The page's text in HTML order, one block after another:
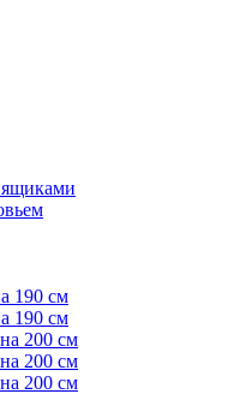
190 см
190 см
200 см
200 см
200 см